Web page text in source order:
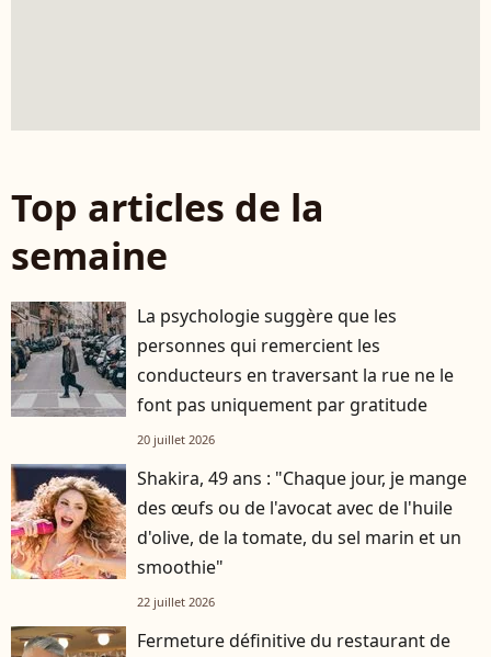
Top articles de la
semaine
La psychologie suggère que les
personnes qui remercient les
conducteurs en traversant la rue ne le
font pas uniquement par gratitude
20 juillet 2026
Shakira, 49 ans : "Chaque jour, je mange
des œufs ou de l'avocat avec de l'huile
d'olive, de la tomate, du sel marin et un
smoothie"
22 juillet 2026
Fermeture définitive du restaurant de